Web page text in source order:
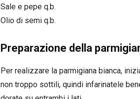
Sale e pepe q.b.
Olio di semi q.b.
Preparazione della
Per realizzare la parmigiana bianca,
non troppo sottili, quindi infarinatele